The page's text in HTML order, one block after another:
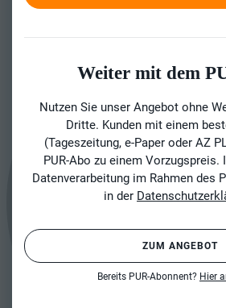
Weiter mit dem
Nutzen Sie unser Angebot ohne
Dritte. Kunden mit einem
(Tageszeitung, e-Paper oder AZ
PUR-Abo zu einem
Datenverarbeitung im Rahmen des
in der
ZUM ANGEBOT
Bereits PUR-Abonnent? Hier